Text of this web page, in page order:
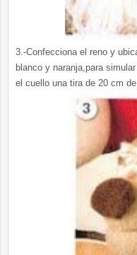
3.-Confecciona el reno y
blanco y naranja,para
el cuello una tira de 20 cm